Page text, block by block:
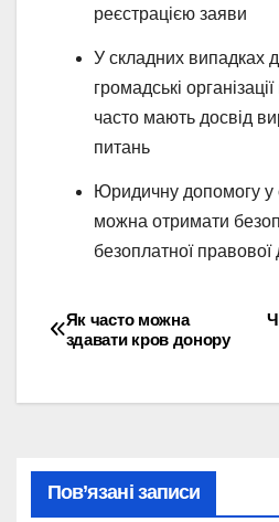
реєстрацією заяви
У складних випадках
громадські
часто мають досвід
питань
Юридичну допомогу у
можна отримати
безоплатної
Навігація
Як часто можна
здавати кров донору
Пов’язані записи